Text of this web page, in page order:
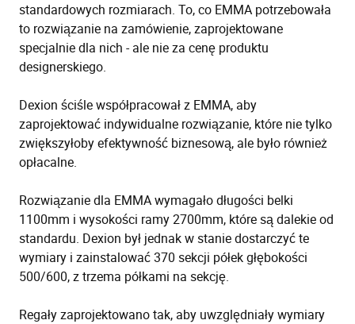
standardowych rozmiarach. To, co EMMA potrzebowała
to rozwiązanie na zamówienie, zaprojektowane
specjalnie dla nich - ale nie za cenę produktu
designerskiego.
Dexion ściśle współpracował z EMMA, aby
zaprojektować indywidualne rozwiązanie, które nie tylko
zwiększyłoby efektywność biznesową, ale było również
opłacalne.
Rozwiązanie dla EMMA wymagało długości belki
1100mm i wysokości ramy 2700mm, które są dalekie od
standardu. Dexion był jednak w stanie dostarczyć te
wymiary i zainstalować 370 sekcji półek głębokości
500/600, z trzema półkami na sekcję.
Regały zaprojektowano tak, aby uwzględniały wymiary